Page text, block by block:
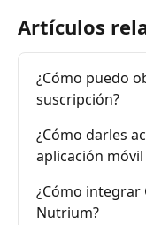
Artículos
¿Cómo puedo
suscripción?
¿Cómo darles
aplicación
¿Cómo integrar
Nutrium?